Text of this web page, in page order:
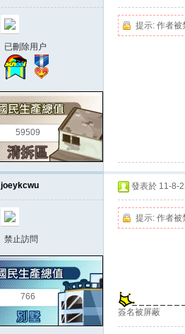
已刪除用户
59509
提示: 作者被
joeykcwu
禁止訪問
766
發表於 11-8-
提示: 作者被
簽名被屏蔽